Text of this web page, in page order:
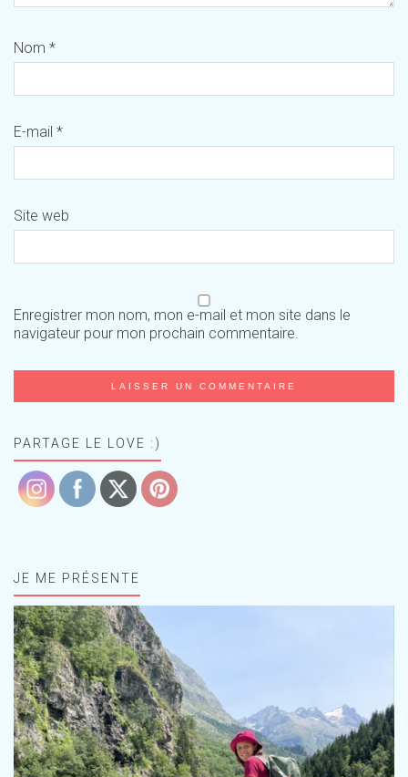
Nom *
E-mail *
Site web
Enregistrer mon nom, mon e-mail et mon site dans le
navigateur pour mon prochain commentaire.
PARTAGE LE LOVE :)
JE ME PRÉSENTE